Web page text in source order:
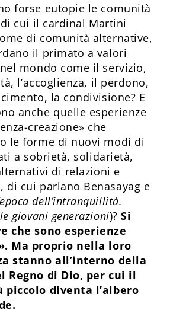
forse eutopie le comunità
cui il cardinal Martini
di comunità alternative,
il primato a valori
mondo come il servizio,
l’accoglienza, il perdono,
la condivisione? E
anche quelle esperienze
creazione» che
le forme di nuovi modi di
a sobrietà, solidarietà,
di relazioni e
di cui parlano Benasayag e
dell’intranquillità.
giovani generazioni)?Si
che sono esperienze
Ma proprio nella loro
stanno all’interno della
Regno di Dio, per cui il
piccolo diventa l’albero